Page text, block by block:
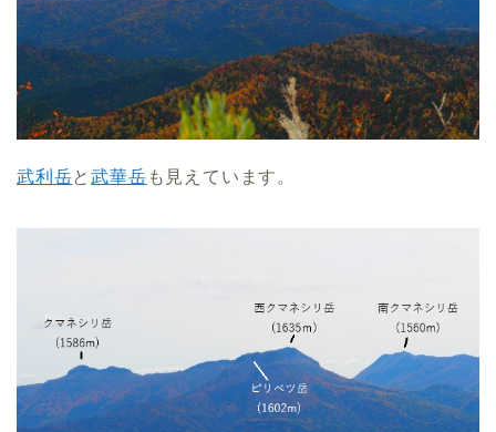
武利岳と武華岳 も見えています。